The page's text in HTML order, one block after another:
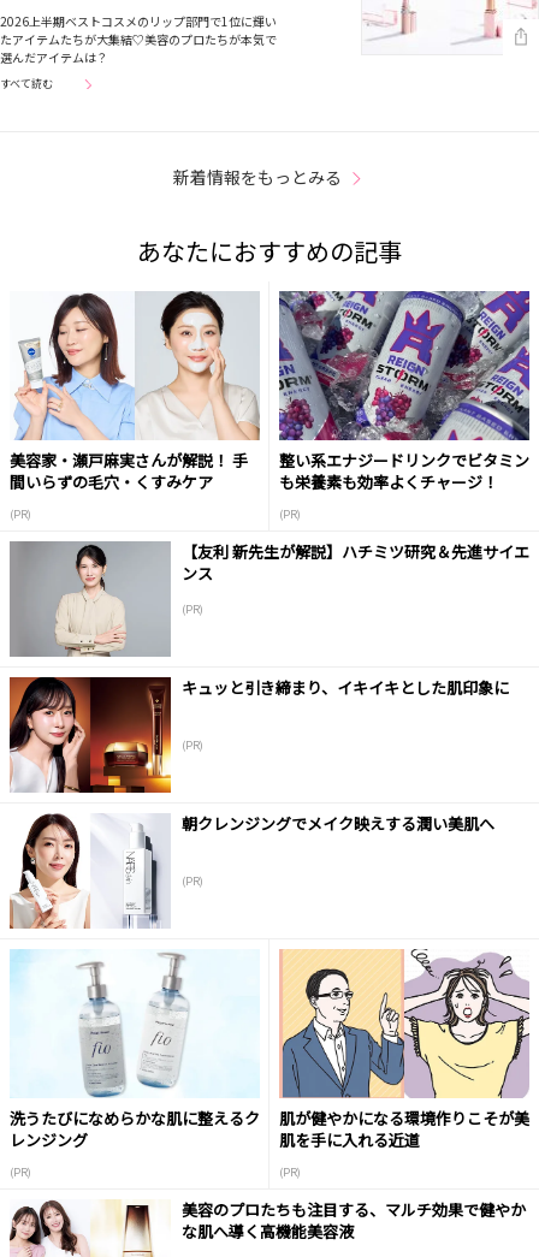
2026上半期ベストコスメのリップ部門で1位に輝い
たアイテムたちが大集結♡美容のプロたちが本気で
選んだアイテムは？
すべて読む
新着情報をもっとみる
あなたにおすすめの記事
美容家・瀬戸麻実さんが解説！ 手
間いらずの毛穴・くすみケア
(PR)
整い系エナジードリンクでビタミン
も栄養素も効率よくチャージ！
(PR)
【友利 新先生が解説】ハチミツ研究＆先進サイエ
ンス
(PR)
キュッと引き締まり、イキイキとした肌印象に
(PR)
朝クレンジングでメイク映えする潤い美肌へ
(PR)
洗うたびになめらかな肌に整えるク
レンジング
(PR)
肌が健やかになる環境作りこそが美
肌を手に入れる近道
(PR)
美容のプロたちも注目する、マルチ効果で健やか
な肌へ導く高機能美容液